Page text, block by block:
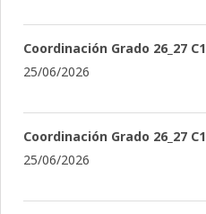
Coordinación Grado 26_27 C1
25/06/2026
Coordinación Grado 26_27 C1
25/06/2026